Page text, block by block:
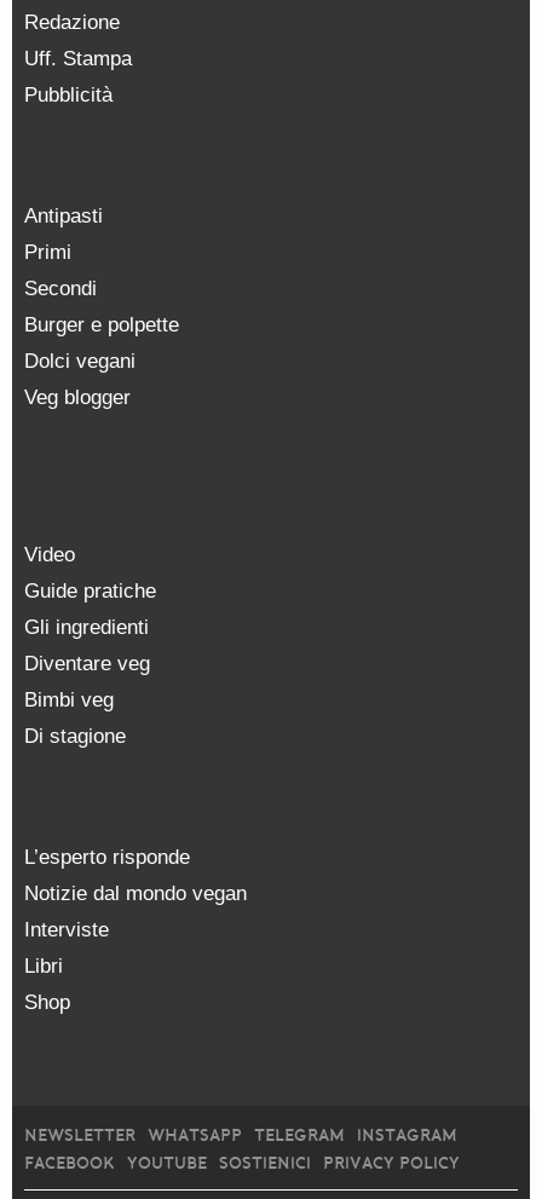
Redazione
Uff. Stampa
Pubblicità
Antipasti
Primi
Secondi
Burger e polpette
Dolci vegani
Veg blogger
Video
Guide pratiche
Gli ingredienti
Diventare veg
Bimbi veg
Di stagione
L’esperto risponde
Notizie dal mondo vegan
Interviste
Libri
Shop
NEWSLETTER WHATSAPP TELEGRAM
INSTAGRAM
FACEBOOK
YOUTUBE SOSTIENICI PRIVACY POLICY